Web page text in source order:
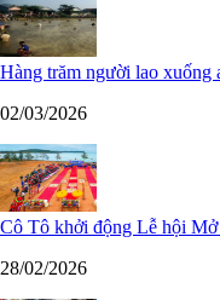
Hàng trăm người lao xuống
02/03/2026
Cô Tô khởi động Lễ hội
28/02/2026